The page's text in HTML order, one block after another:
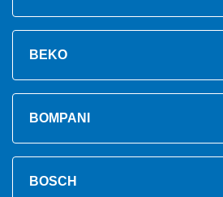
BEKO
BOMPANI
BOSCH